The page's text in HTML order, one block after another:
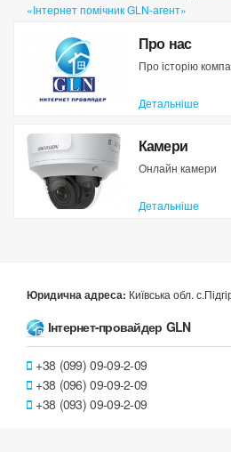
«Інтернет помічник GLN-агент»
Про нас
Про історію
Детальніше
Камери
Онлайн камери
Детальніше
Юридична адреса: Київська обл.
Інтернет-провайдер GLN
+38 (099) 09-09-2-09
+38 (096) 09-09-2-09
+38 (093) 09-09-2-09